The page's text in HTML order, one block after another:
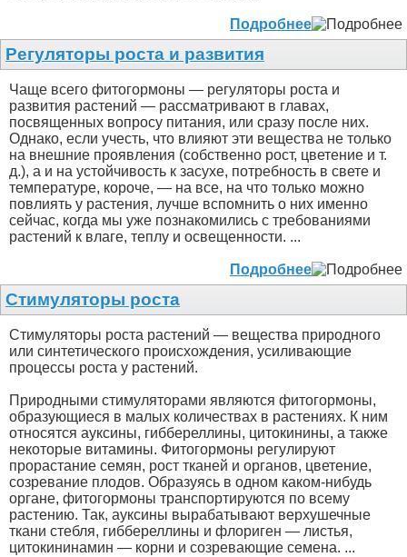
Подробнее
Регуляторы роста и развития
Чаще всего фитогормоны — регуляторы роста и
развития растений — рассматривают в главах,
посвященных вопросу питания, или сразу после них.
Однако, если учесть, что влияют эти вещества не только
на внешние проявления (собственно рост, цветение и т.
д.), а и на устойчивость к засухе, потребность в свете и
температуре, короче, — на все, на что только можно
повлиять у растения, лучше вспомнить о них именно
сейчас, когда мы уже познакомились с требованиями
растений к влаге, теплу и освещенности. ...
Подробнее
Стимуляторы роста
Стимуляторы роста растений — вещества природного
или синтетического происхождения, усиливающие
процессы роста у растений.
Природными стимуляторами являются фитогормоны,
образующиеся в малых количествах в растениях. К ним
относятся ауксины, гиббереллины, цитокинины, а также
некоторые витамины. Фитогормоны регулируют
прорастание семян, рост тканей и органов, цветение,
созревание плодов. Образуясь в одном каком-нибудь
органе, фитогормоны транспортируются по всему
растению. Так, ауксины вырабатывают верхушечные
ткани стебля, гиббереллины и флориген — листья,
цитокининамин — корни и созревающие семена. ...